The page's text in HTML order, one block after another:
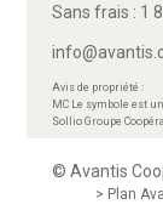
Sans frais : 1
Avis de propriété :
MC Le symbole est
Sollio Groupe
© Avantis
> Plan